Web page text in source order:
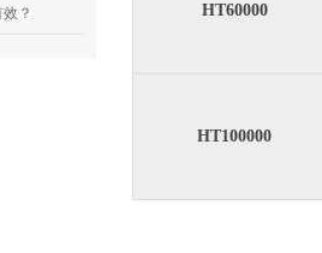
HT60000
HT100000
？